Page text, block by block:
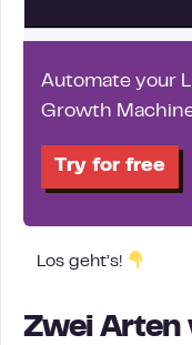
Automate your
Growth
Try for free
Los geht’s!
Zwei Arten